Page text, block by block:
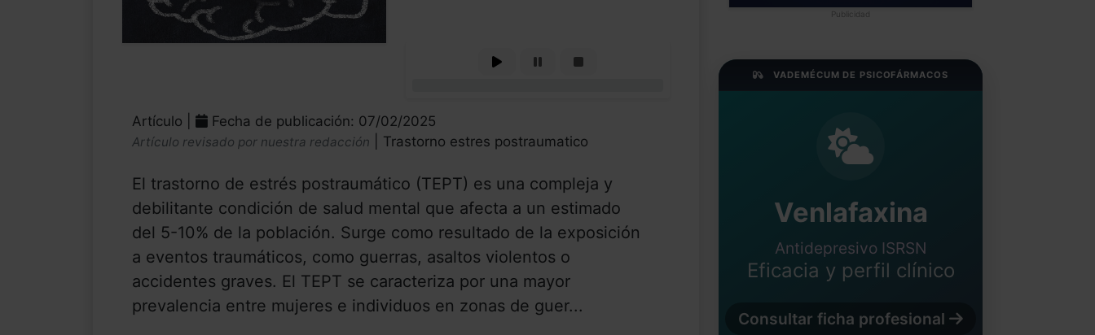
Artículo | Fecha de publicación: 07/02/2025
Artículo revisado por nuestra redacción | Trastorno estres postraumatico
El trastorno de estrés postraumático (TEPT) es una compleja y
debilitante condición de salud mental que afecta a un estimado
del 5-10% de la población. Surge como resultado de la exposición
a eventos traumáticos, como guerras, asaltos violentos o
accidentes graves. El TEPT se caracteriza por una mayor
prevalencia entre mujeres e individuos en zonas de guer...
Publicidad
VADEMÉCUM DE PSICOFÁRMACOS
Venlafaxina
Antidepresivo ISRSN
Eficacia y perfil clínico
Consultar ficha profesional